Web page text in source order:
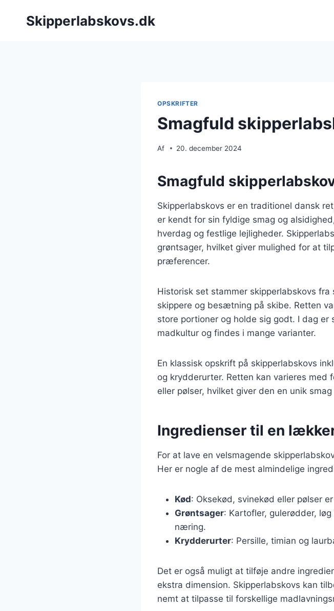
Skipperlabskovs.dk
OPSKRIFTER
Smagfuld
Af 20. december 2024
Smagfuld
Skipperlabskovs er en traditionel dansk
er kendt for sin fyldige smag og
hverdag og festlige lejligheder.
grøntsager, hvilket giver mulighed for at
præferencer.
Historisk set stammer skipperlabskovs
skippere og besætning på skibe. Retten
store portioner og holde sig godt. I dag
madkultur og findes i mange varianter.
En klassisk opskrift på skipperlabskovs
og krydderurter. Retten kan varieres med
eller pølser, hvilket giver den en unik
Ingredienser til en
For at lave en velsmagende
Her er nogle af de mest almindelige
Kød: Oksekød, svinekød eller pølser
Grøntsager: Kartofler, gulerødder,
næring.
Krydderurter: Persille, timian og
Det er også muligt at tilføje andre
ekstra dimension. Skipperlabskovs kan
nemt at tilpasse til forskellige